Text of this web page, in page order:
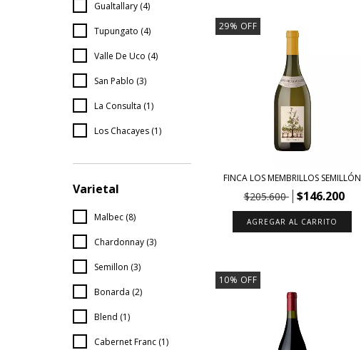
Gualtallary (4)
Tupungato (4)
Valle De Uco (4)
San Pablo (3)
La Consulta (1)
Los Chacayes (1)
Varietal
Malbec (8)
Chardonnay (3)
Semillon (3)
Bonarda (2)
Blend (1)
Cabernet Franc (1)
29% OFF
FINCA LOS MEMBRILLOS SEMILLÓN
$205.600 $146.200
10% OFF